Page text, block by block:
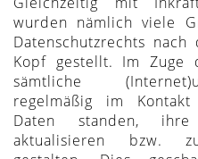
wurden nämlich viele
Datenschutzrechts
Kopf gestellt. Im Zuge
sämtliche
regelmäßig im Kontakt
Daten standen, ihre
aktualisieren bzw.